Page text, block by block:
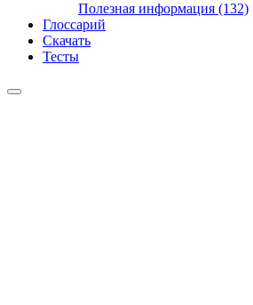
Полезная информация (132)
Глоссарий
Скачать
Тесты